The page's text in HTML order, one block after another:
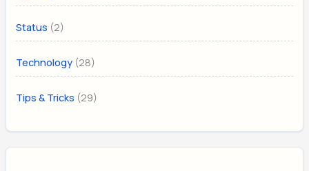
Status (2)
Technology (28)
Tips & Tricks (29)